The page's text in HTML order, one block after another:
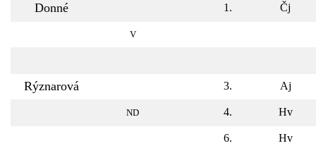
Donné 1. Čj
V
Rýznarová 3. Aj
ND 4. Hv
6. Hv